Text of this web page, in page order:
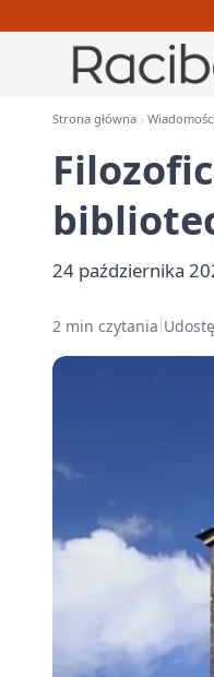
Strona główna Wiadomości
24 października
2 min czytania